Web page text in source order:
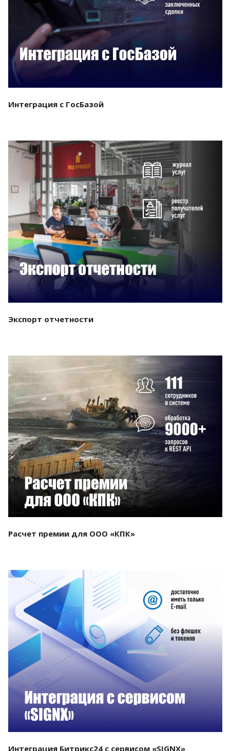
Смотреть проект
Интеграция с ГосБазой
Смотреть проект
Экспорт отчетности
Смотреть проект
Расчет премии для ООО «КПК»
Смотреть проект
Интеграция Битрикс24 с сервисом «SIGNX»